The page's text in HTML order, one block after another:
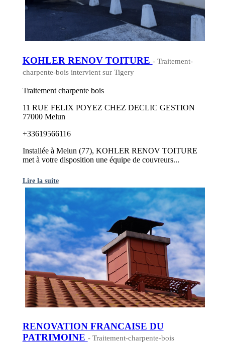
KOHLER RENOV TOITURE - Traitement-
charpente-bois intervient sur Tigery
Traitement charpente bois
11 RUE FELIX POYEZ CHEZ DECLIC GESTION
77000 Melun
+33619566116
Installée à Melun (77), KOHLER RENOV TOITURE
met à votre disposition une équipe de couvreurs...
Lire la suite
RENOVATION FRANCAISE DU
PATRIMOINE - Traitement-charpente-bois